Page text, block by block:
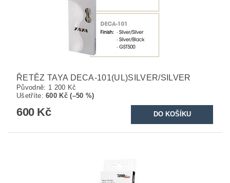
ŘETĚZ TAYA DECA-101(UL)SILVER/SILVER
Původně: 1 200 Kč
Ušetříte:600 Kč (–50 %)
600 Kč